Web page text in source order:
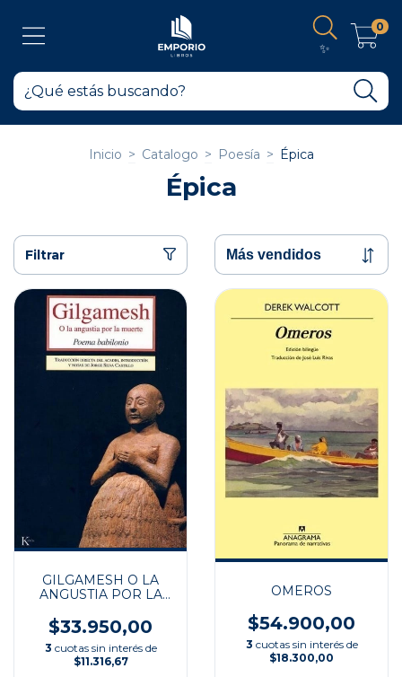
✨
0
Inicio > Catalogo > Poesía > Épica
Épica
Filtrar
GILGAMESH O LA
ANGUSTIA POR LA
$33.950,00
3 cuotas sin interés de
$11.316,67
OMEROS
$54.900,00
3 cuotas sin interés de
$18.300,00